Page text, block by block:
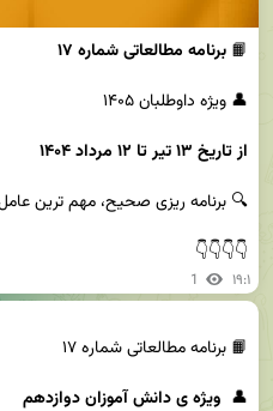
📙 برنامه مطالعاتی شماره ۱۷
از تاریخ ۱۳ تیر تا ۱۲ مرداد ۱۴۰۴
👇👇👇👇
1 ۱۹:۱
👤 ویژه ی دانش آموزان دوازدهم